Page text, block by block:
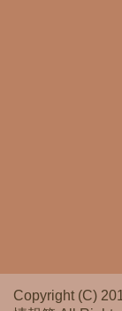
Copyright (C)